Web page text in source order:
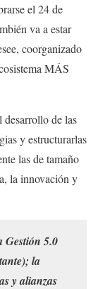
el 24 de
va a estar
coorganizado
MÁS
desarrollo de las
y estructurarlas
las de tamaño
la innovación y
Gestión 5.0
la
y alianzas